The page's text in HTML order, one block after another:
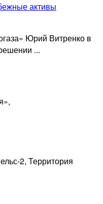
активы
Юрий Витренко в
...
2, Территория